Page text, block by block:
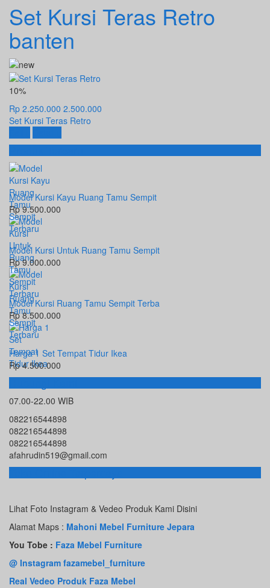
Set Kursi Teras Retro
banten
10%
Rp 2.250.000 2.500.000
Set Kursi Teras Retro
Produk Terbaru
Model Kursi Kayu Ruang Tamu Sempit
Rp 9.500.000
Model Kursi Untuk Ruang Tamu Sempit
Rp 9.000.000
Model Kursi Ruang Tamu Sempit Terba
Rp 8.500.000
Harga 1 Set Tempat Tidur Ikea
Rp 4.500.000
Hubungi Kami
07.00-22.00 WIB
082216544898
082216544898
082216544898
afahrudin519@gmail.com
Toko Online Terpercaya
Lihat Foto Instagram & Vedeo Produk Kami Disini
Alamat Maps : Mahoni Mebel Furniture Jepara
You Tobe : Faza Mebel Furniture
@ Instagram fazamebel_furniture
Real Vedeo Produk Faza Mebel